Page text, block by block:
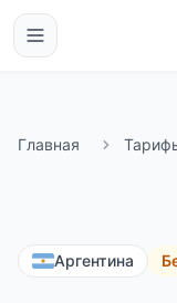
Главная
Аргентина